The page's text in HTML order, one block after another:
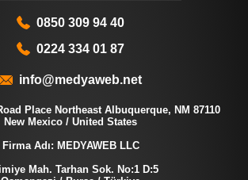
0850 309 94 40
0224 334 01 87
info@medyaweb.net
Place Northeast Albuquerque, NM 87110
New Mexico / United States
Firma Adı: MEDYAWEB LLC
Mah. Tarhan Sok. No:1 D:5